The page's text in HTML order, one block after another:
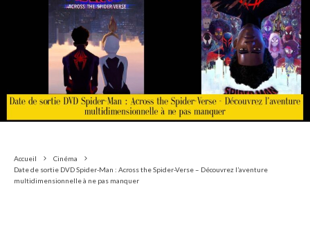
Accueil
Cinéma
Date de sortie DVD Spider-Man : Across the Spider-Verse – Découvrez l’aventure
multidimensionnelle à ne pas manquer